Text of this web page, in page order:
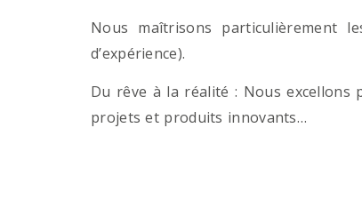
Nous maîtrisons particulièrement
d’expérience).
Du rêve à la réalité : Nous excellons
projets et produits innovants…